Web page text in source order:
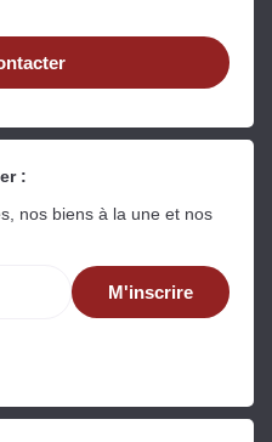
:
nos biens à la une et nos
M'inscrire